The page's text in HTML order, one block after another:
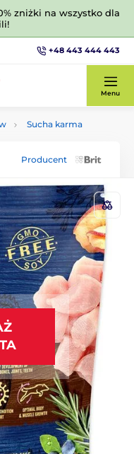
zniżki na wszystko dla
+48 443 444 443
Menu
Sucha karma
Producent